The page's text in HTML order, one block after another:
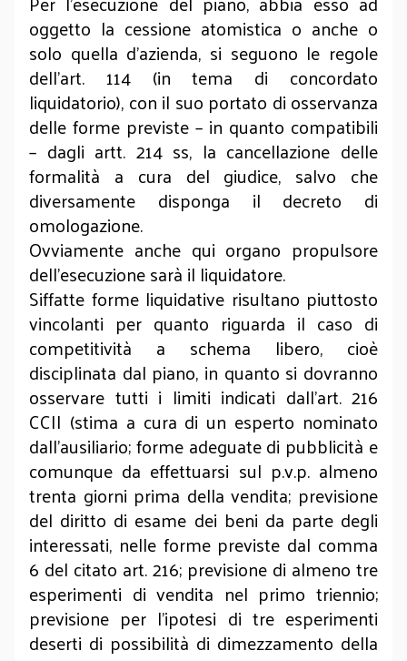
oggetto la cessione atomistica o anche o
solo quella d’azienda, si seguono le regole
dell’art. 114 (in tema di concordato
liquidatorio), con il suo portato di osservanza
delle forme previste – in quanto compatibili
– dagli artt. 214 ss, la cancellazione delle
formalità a cura del giudice, salvo che
diversamente disponga il decreto di
omologazione.
Ovviamente anche qui organo propulsore
dell’esecuzione sarà il liquidatore.
Siffatte forme liquidative risultano piuttosto
vincolanti per quanto riguarda il caso di
competitività a schema libero, cioè
disciplinata dal piano, in quanto si dovranno
osservare tutti i limiti indicati dall’art. 216
CCII (stima a cura di un esperto nominato
dall’ausiliario; forme adeguate di pubblicità e
comunque da effettuarsi sul p.v.p. almeno
trenta giorni prima della vendita; previsione
del diritto di esame dei beni da parte degli
interessati, nelle forme previste dal comma
6 del citato art. 216; previsione di almeno tre
esperimenti di vendita nel primo triennio;
previsione per l’ipotesi di tre esperimenti
deserti di possibilità di dimezzamento della